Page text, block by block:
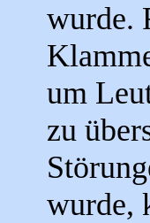
wurde.
um
zu
wurde,